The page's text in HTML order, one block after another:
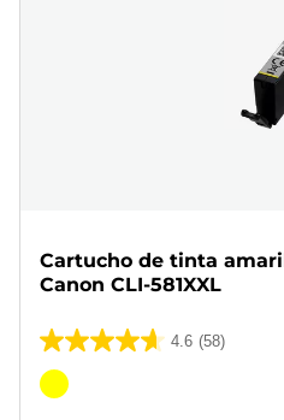
Cartucho de tinta
Canon CLI-581XXL
4.6 (58)
4.6
de
Cartucho